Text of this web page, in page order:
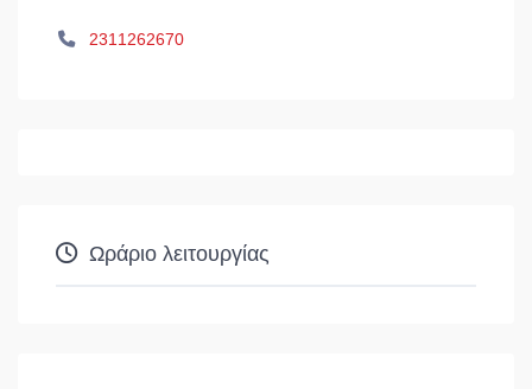
2311262670
Ωράριο λειτουργίας